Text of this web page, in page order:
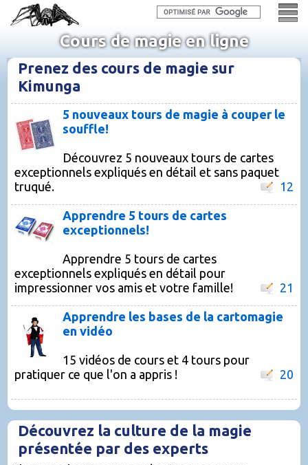
Cours de magie en ligne
Prenez des cours de magie sur
Kimunga
5 nouveaux tours de magie à couper le
souffle!
Découvrez 5 nouveaux tours de cartes
exceptionnels expliqués en détail et sans paquet
truqué.
12
Apprendre 5 tours de cartes
exceptionnels!
Apprendre 5 tours de cartes
exceptionnels expliqués en détail pour
impressionner vos amis et votre famille!
21
Apprendre les bases de la cartomagie
en vidéo
15 vidéos de cours et 4 tours pour
pratiquer ce que l'on a appris !
20
Découvrez la culture de la magie
présentée par des experts